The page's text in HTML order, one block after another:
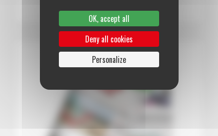
OK, accept all
Deny all cookies
Personalize